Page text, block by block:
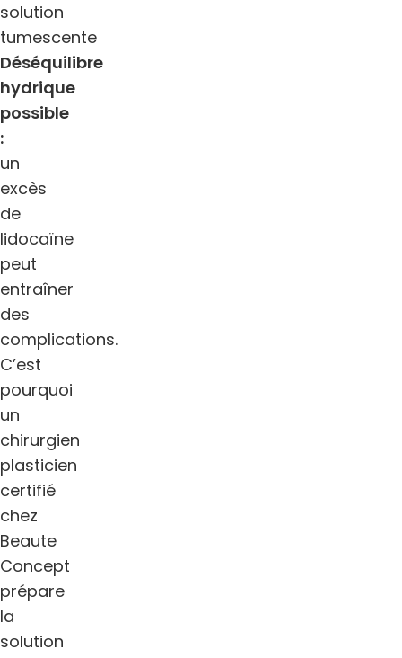
solution
tumescente
Déséquilibre
hydrique
possible
:
un
excès
de
lidocaïne
peut
entraîner
des
complications.
C’est
pourquoi
un
chirurgien
plasticien
certifié
chez
Beaute
Concept
prépare
la
solution